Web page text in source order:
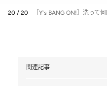
20 / 20 ［Y's BANG ON!］洗って
関連記事